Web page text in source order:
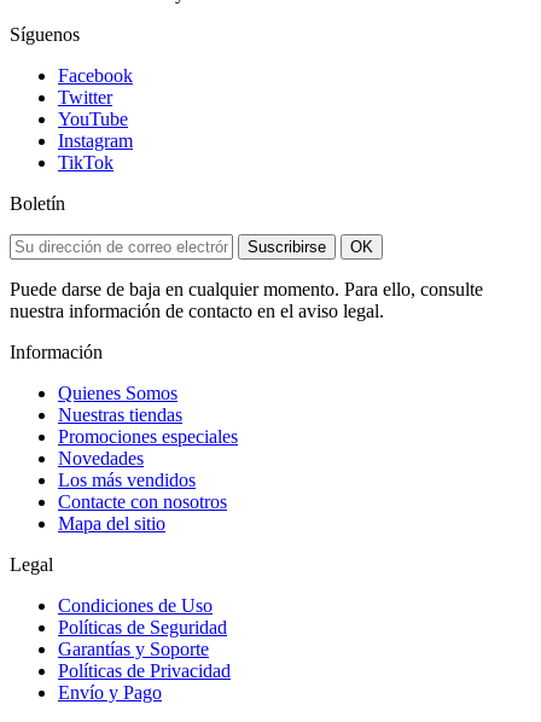
Síguenos
Facebook
Twitter
YouTube
Instagram
TikTok
Boletín
Suscribirse OK
Puede darse de baja en cualquier momento. Para ello, consulte
nuestra información de contacto en el aviso legal.
Información
Quienes Somos
Nuestras tiendas
Promociones especiales
Novedades
Los más vendidos
Contacte con nosotros
Mapa del sitio
Legal
Condiciones de Uso
Políticas de Seguridad
Garantías y Soporte
Políticas de Privacidad
Envío y Pago